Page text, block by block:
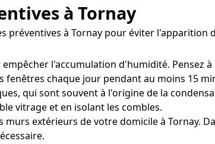
à Tornay
préventives à Tornay pour éviter l'apparition
l'accumulation d'humidité. Pensez
fenêtres chaque jour pendant au moins 15
qui sont souvent à l'origine de la
vitrage et en isolant les combles.
extérieurs de votre domicile à Tornay.